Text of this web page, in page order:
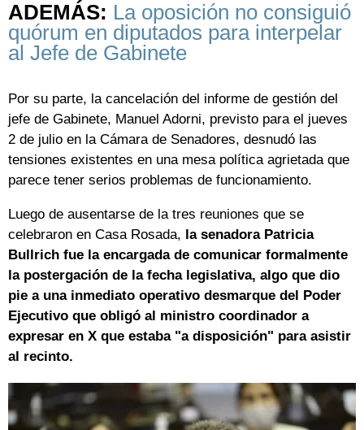
ADEMÁS: La oposición no consiguió
quórum en diputados para interpelar
al Jefe de Gabinete
Por su parte, la cancelación del informe de gestión del
jefe de Gabinete, Manuel Adorni, previsto para el jueves
2 de julio en la Cámara de Senadores, desnudó las
tensiones existentes en una mesa política agrietada que
parece tener serios problemas de funcionamiento.
Luego de ausentarse de la tres reuniones que se
celebraron en Casa Rosada, la senadora Patricia
Bullrich fue la encargada de comunicar formalmente
la postergación de la fecha legislativa, algo que dio
pie a una inmediato operativo desmarque del Poder
Ejecutivo que obligó al ministro coordinador a
expresar en X que estaba "a disposición" para asistir
al recinto.